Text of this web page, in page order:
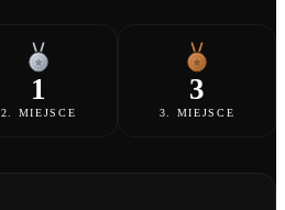
1
2. MIEJSCE
3
3. MIEJSCE